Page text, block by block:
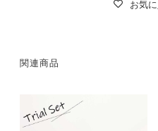
お気
関連商品